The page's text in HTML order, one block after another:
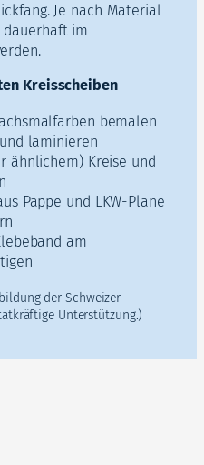
Je nach Material
dauerhaft im
Kreisscheiben
bemalen
laminieren
ähnlichem) Kreise und
Pappe und LKW-Plane
am
der Schweizer
Unterstützung.)